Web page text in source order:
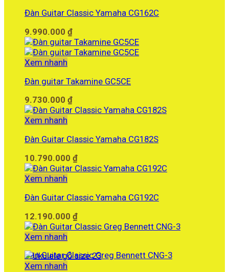
5.450.000 ₫.
Đàn Guitar Classic Yamaha CG162C
9.990.000 ₫
Xem nhanh
Đàn guitar Takamine GC5CE
9.730.000 ₫
Xem nhanh
Đàn Guitar Classic Yamaha CG182S
10.790.000 ₫
Xem nhanh
Đàn Guitar Classic Yamaha CG192C
12.190.000 ₫
Xem nhanh
Đàn Guitar Classic Greg Bennett CNG-3
Xem nhanh